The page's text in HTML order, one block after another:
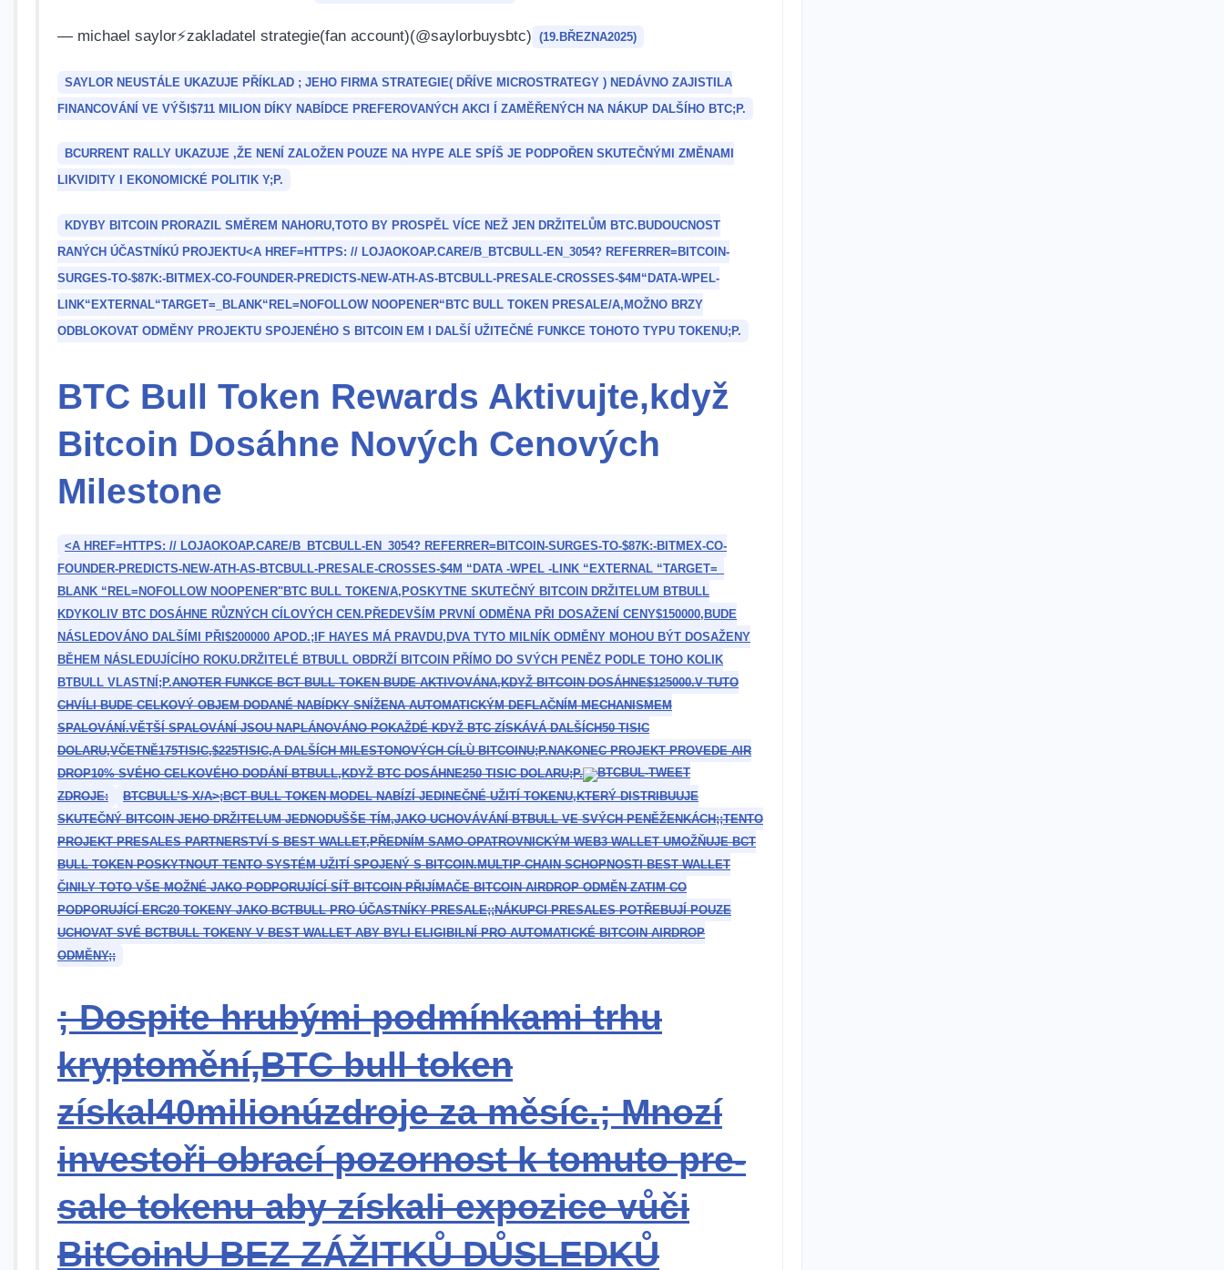
— michael‌ saylor⚡️zakladatel strategie(fan account)(@saylorbuysbtc) (19.BŘEZNA2025)
SAYLOR NEUSTÁLE UKAZUJE PŘÍKLAD⁢ ;⁤ JEHO⁢ FIRMA STRATEGIE( DŘÍVE MICROSTRATEGY ) NEDÁVNO ZAJISTILA
FINANCOVÁNÍ VE ‌VÝŠI$711 MILION DÍKY NABÍDCE PREFEROVANÝCH AKCI ⁢Í ZAMĚŘENÝCH‍ NA NÁKUP DALŠÍHO BTC; P.
BCURRENT RALLY ​UKAZUJE ,ŽE NENÍ ZALOŽEN POUZE NA HYPE ALE SPÍŠ JE PODPOŘEN⁢ SKUTEČNÝMI ZMĚNAMI
LIKVIDITY ⁢I ⁤EKONOMICKÉ‍ POLITIK Y; P.
KDYBY BITCOIN⁢ PRORAZIL SMĚREM NAHORU,TOTO BY PROSPĚL​ VÍCE NEŽ JEN DRŽITELŮM BTC.BUDOUCNOST
RANÝCH ÚČASTNÍKÚ⁣ PROJEKTU<A HREF=HTTPS: // LOJAOKOAP.CARE/B_BTCBULL-EN_3054? REFERRER=BITCOIN-
SURGES-TO-$87K:-BITMEX-CO-FOUNDER-PREDICTS-NEW-ATH-AS-BTCBULL-PRESALE-CROSSES-$4M“DATA-WPEL-
LINK“EXTERNAL“TARGET=_BLANK“REL=NOFOLLOW NOOPENER“BTC BULL TOKEN PRESALE/A,MOŽNO BRZY
ODBLOKOVAT ODMĚNY PROJEKTU SPOJENÉHO S BITCOIN EM I​ DALŠÍ UŽITEČNÉ FUNKCE TOHOTO TYPU TOKENU; P.
BTC Bull Token Rewards⁤ Aktivujte,když
Bitcoin Dosáhne Nových Cenových
Milestone
<A HREF=HTTPS: // LOJAOKOAP.CARE/B_BTCBULL-EN_3054? ​REFERRER=BITCOIN-SURGES-TO-$87K:-BITMEX-CO-
FOUNDER-PREDICTS-NEW-ATH-AS-BTCBULL-PRESALE-CROSSES-$4M “DATA​ -WPEL -LINK ‌“EXTERNAL “TARGET=_
BLANK “REL=NOFOLLOW NOOPENER"BTC ‌BULL TOKEN/A,POSKYTNE SKUTEČNÝ⁣ BITCOIN ⁤DRŽITELUM BTBULL
KDYKOLIV ⁤BTC DOSÁHNE RŮZNÝCH CÍLOVÝCH CEN.PŘEDEVŠÍM PRVNÍ ⁢ODMĚNA PŘI DOSAŽENÍ⁢ CENY$150000,BUDE
NÁSLEDOVÁNO DALŠÍMI PŘI$200000 APOD.;IF HAYES MÁ PRAVDU,DVA TYTO ​MILNÍK ODMĚNY MOHOU BÝT DOSAŽENY
BĚHEM NÁSLEDUJÍCÍHO ROKU.DRŽITELÉ BTBULL OBDRŽÍ BITCOIN PŘÍMO DO SVÝCH PENĚZ PODLE TOHO KOLIK
BTBULL ‍VLASTNÍ; P.ANOTER ‌FUNKCE BCT BULL⁤ TOKEN⁢ BUDE AKTIVOVÁNA,KDYŽ BITCOIN DOSÁHNE$125000.V‍ TUTO‍
CHVÍLI BUDE CELKOVÝ OBJEM DODANÉ NABÍDKY ​SNÍŽENA AUTOMATICKÝM DEFLAČNÍM MECHANISMEM
⁤SPALOVÁNÍ.VĚTŠÍ SPALOVÁNÍ JSOU NAPLÁNOVÁNO POKAŽDÉ KDYŽ‌ BTC ZÍSKÁVÁ DALŠÍCH50 TISIC
DOLARU,VČETNĚ175TISIC,$225TISIC,A DALŠÍCH MILESTONOVÝCH CÍLÙ BITCOINU;P.NAKONEC PROJEKT PROVEDE AIR
DROP10% SVÉHO CELKOVÉHO DODÁNÍ BTBULL,KDYŽ BTC DOSÁHNE250 TISIC DOLARU;P.
ZDROJE:
BTCBULL’S X/A>;BCT BULL TOKEN MODEL NABÍZÍ⁤ JEDINEČNÉ UŽITÍ​ TOKENU,KTERÝ ⁢DISTRIBUUJE
SKUTEČNÝ BITCOIN JEHO DRŽITELUM JEDNODUŠŠE TÍM,JAKO UCHOVÁVÁNÍ BTBULL VE SVÝCH PENĚŽENKÁCH;;TENTO
PROJEKT PRESALES PARTNERSTVÍ S ‌BEST WALLET,PŘEDNÍM ‌SAMO-OPATROVNICKÝM WEB3 WALLET ‍UMOŽŇUJE BCT
BULL ⁤TOKEN POSKYTNOUT TENTO SYSTÉM UŽITÍ‍ SPOJENÝ S BITCOIN.MULTIP-CHAIN SCHOPNOSTI BEST WALLET
ČINILY TOTO⁢ VŠE MOŽNÉ JAKO PODPORUJÍCÍ SÍŤ⁣ BITCOIN PŘIJÍMAČE BITCOIN AIRDROP ODMĚN ZATIM CO
PODPORUJÍCÍ ERC20 TOKENY JAKO BCTBULL PRO ÚČASTNÍKY PRESALE;;NÁKUPCI PRESALES POTŘEBUJÍ POUZE
UCHOVAT SVÉ BCTBULL TOKENY V BEST WALLET ABY BYLI ELIGIBILNÍ PRO AUTOMATICKÉ BITCOIN AIRDROP
ODMĚNY;;
;Dospite hrubými podmínkami trhu
kryptomění,BTC bull token
získal40milionúzdroje za měsíc.;Mnozí
investoři obrací pozornost ‍k tomuto pre-
sale ‌tokenu aby získali expozice vůči
BitCoinU BEZ‍ ZÁŽITKŮ DŮSLEDKŮ